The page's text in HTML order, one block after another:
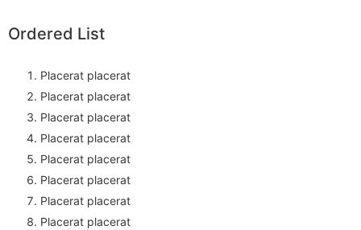
Ordered List
Placerat placerat
Placerat placerat
Placerat placerat
Placerat placerat
Placerat placerat
Placerat placerat
Placerat placerat
Placerat placerat